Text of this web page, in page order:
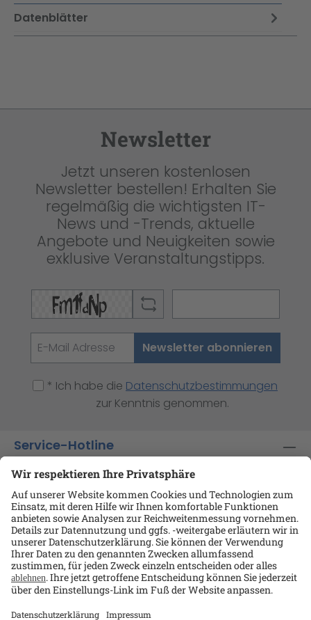
Datenblätter
Newsletter
Jetzt unseren kostenlosen
Newsletter bestellen! Erhalten Sie
regelmäßig die wichtigsten IT-
News und -Trends, aktuelle
Angebote und Neuigkeiten sowie
exklusive Veranstaltungstipps.
Newsletter abonnieren
* Ich habe die Datenschutzbestimmungen
zur Kenntnis genommen.
Service-Hotline
Shop-Service
Informationen
Ansprechpartner
Kontakt